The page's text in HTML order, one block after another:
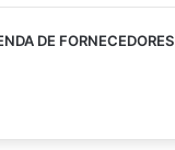
DE FORNECEDORES